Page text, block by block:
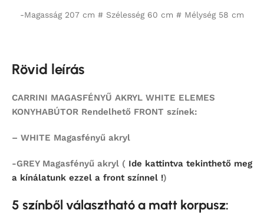
-Magasság 207 cm # Szélesség 60 cm # Mélység 58 cm
Rövid leírás
CARRINI MAGASFÉNYŰ AKRYL WHITE ELEMES
KONYHABÚTOR Rendelhető FRONT színek:
– WHITE Magasfényű akryl
-GREY Magasfényű akryl ( Ide kattintva tekinthető meg
a kínálatunk ezzel a front színnel !)
5 színből választható a matt korpusz: